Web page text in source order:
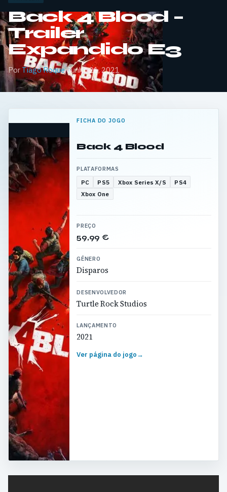
Back 4 Blood –
Trailer
Expandido E3
PorTiago Roque·Junho 21, 2021
FICHA DO JOGO
Back 4 Blood
PLATAFORMAS
PC PS5 Xbox Series X/S
PS4
Xbox One
PREÇO
59,99 €
GÉNERO
Disparos
DESENVOLVEDOR
Turtle Rock Studios
LANÇAMENTO
2021
Ver página do jogo→